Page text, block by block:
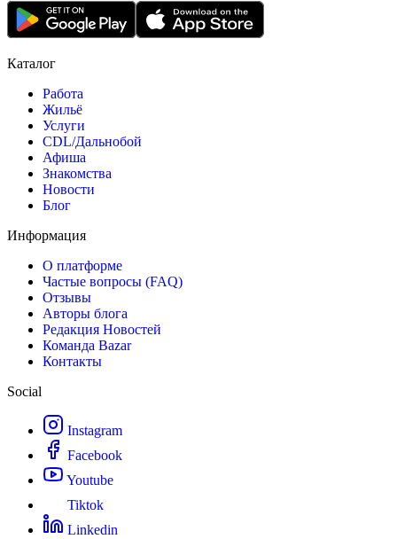
Каталог
Работа
Жильё
Услуги
CDL/Дальнобой
Афиша
Знакомства
Новости
Блог
Информация
О платформе
Частые вопросы (FAQ)
Отзывы
Авторы блога
Редакция Новостей
Команда Bazar
Контакты
Social
Instagram
Facebook
Youtube
Tiktok
Linkedin